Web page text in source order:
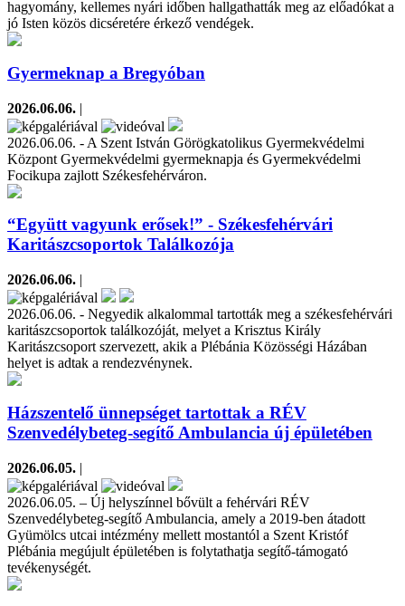
hagyomány, kellemes nyári időben hallgathatták meg az előadókat a
jó Isten közös dicséretére érkező vendégek.
Gyermeknap a Bregyóban
2026.06.06. |
2026.06.06. - A Szent István Görögkatolikus Gyermekvédelmi
Központ Gyermekvédelmi gyermeknapja és Gyermekvédelmi
Focikupa zajlott Székesfehérváron.
“Együtt vagyunk erősek!” - Székesfehérvári
Karitászcsoportok Találkozója
2026.06.06. |
2026.06.06. - Negyedik alkalommal tartották meg a székesfehérvári
karitászcsoportok találkozóját, melyet a Krisztus Király
Karitászcsoport szervezett, akik a Plébánia Közösségi Házában
helyet is adtak a rendezvénynek.
Házszentelő ünnepséget tartottak a RÉV
Szenvedélybeteg-segítő Ambulancia új épületében
2026.06.05. |
2026.06.05. – Új helyszínnel bővült a fehérvári RÉV
Szenvedélybeteg-segítő Ambulancia, amely a 2019-ben átadott
Gyümölcs utcai intézmény mellett mostantól a Szent Kristóf
Plébánia megújult épületében is folytathatja segítő-támogató
tevékenységét.